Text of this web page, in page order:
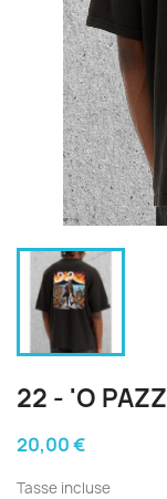
22 - 'O
20,00 €
Tasse incluse